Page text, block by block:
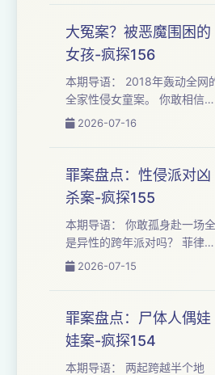
务合作也可联系该号，备注品
牌及来意哦~ 感谢！Kel...
开始：庭审上他当场翻供，拿
家族精神病史装疯卖傻，试图
靠“精神病杀人不犯法”的规则全
身而退。 同伙却反咬自己全程
被胁迫，最终靠着一份智商测
试报告，只获得了极轻的量
刑。 想加听友群的朋友请添加
商务合作也可联系该号，备注
品牌及来意哦~ 本期案件...
大冤案？被恶魔围困的
女孩-疯探156
本期导语： 2018年轰动全网的
全家性侵女童案。 你敢相信，
6岁女孩的家里全是披着人皮的
子，带头性侵亲生女儿还拉全
村人下水，母亲甚至公然制定
“50元一次”的收费规则。 恶魔
集体翻供时，甚至有被告辩解
“我只是摸了摸，没有强奸”。
生母出狱后伪造B超单、联合媒
体炒作喊冤，全网质疑这是“干
听友群的朋友请添加微信：
fengquleyua...
2026-07-16
罪案盘点：性侵派对凶
杀案-疯探155
本期导语： 你敢孤身赴一场全
是异性的跨年派对吗？ 菲律宾
23岁高颜值空姐赴约后，被发
体内留下11名富家子弟的精
液，却因为没有任何证据能证
明对方“违背她的意愿”，所有人
最终全部无罪释放，受害人家
属上访求助也彻底石沉大海。
2026-07-15
罪案盘点：尸体人偶娃
娃案-疯探154
本期导语： 两起跨越半个地